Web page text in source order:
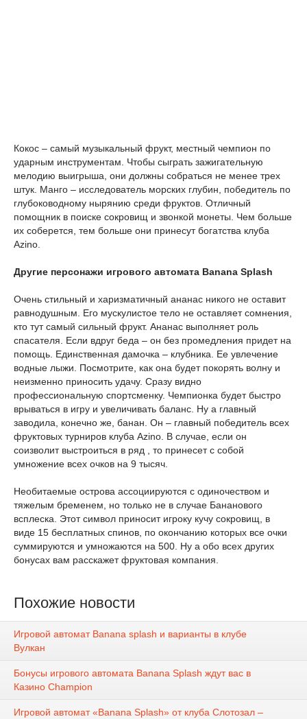
Кокос – самый музыкальный фрукт, местный чемпион по
ударным инструментам. Чтобы сыграть зажигательную
мелодию выигрыша, они должны собраться не менее трех
штук. Манго – исследователь морских глубин, победитель по
глубоководному нырянию среди фруктов. Отличный
помощник в поиске сокровищ и звонкой монеты. Чем больше
их соберется, тем больше они принесут богатства клуба
Azino.
Другие персонажи игрового автомата Banana Splash
Очень стильный и харизматичный ананас никого не оставит
равнодушным. Его мускулистое тело не оставляет сомнения,
кто тут самый сильный фрукт. Ананас выполняет роль
спасателя. Если вдруг беда – он без промедления придет на
помощь. Единственная дамочка – клубника. Ее увлечение
водные лыжи. Посмотрите, как она будет покорять волну и
неизменно приносить удачу. Сразу видно
профессиональную спортсменку. Чемпионка будет быстро
врываться в игру и увеличивать баланс. Ну а главный
заводила, конечно же, банан. Он – главный победитель всех
фруктовых турниров клуба Azino. В случае, если он
соизволит выстроиться в ряд , то принесет с собой
умножение всех очков на 9 тысяч.
Необитаемые острова ассоциируются с одиночеством и
тяжелым бременем, но только не в случае Бананового
всплеска. Этот символ приносит игроку кучу сокровищ, в
виде 15 бесплатных спинов, по окончанию которых все очки
суммируются и умножаются на 500. Ну а обо всех других
бонусах вам расскажет фруктовая компания.
Похожие новости
Игровой автомат Banana splash и варианты в клубе
Вулкан
Бонусы игрового автомата Banana Splash ждут вас в
Казино Champion
Игровой автомат «Banana Splash» от клуба Слотозал –